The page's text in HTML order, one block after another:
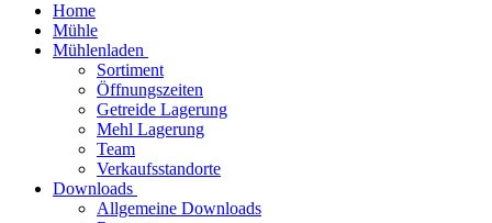
Home
Mühle
Mühlenladen
Sortiment
Öffnungszeiten
Getreide Lagerung
Mehl Lagerung
Team
Verkaufsstandorte
Downloads
Allgemeine Downloads